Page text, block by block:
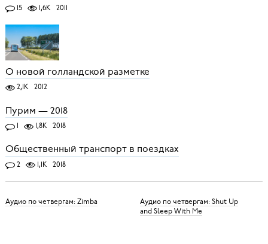
15 1,6K 2011
О новой голландской разметке
2,1K 2012
Пурим — 2018
1 1,8K 2018
Общественный транспорт в поездках
2 1,1K 2018
Аудио по четвергам: Zimba
Аудио по четвергам: Shut Up
and Sleep With Me